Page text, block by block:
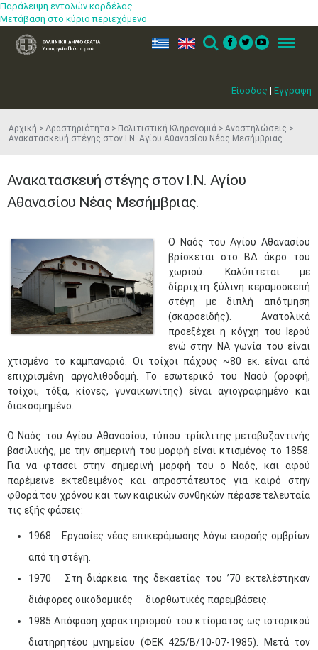
Παράλειψη εντολών κορδέλας
Μετάβαση στο κύριο περιεχόμενο
Είσοδος | Εγγραφή
ελ en Search Menu
Αρχική Δραστηριότητα Πολιτιστική Κληρονομιά
Αναστηλώσεις
Ανακατασκευή στέγης στον Ι.Ν. Αγίου Αθανασίου Νέας Μεσήμβριας.
Ανακατασκευή στέγης στον Ι.Ν. Αγίου
Αθανασίου Νέας Μεσήμβριας.
Ο Ναός του Αγίου Αθανασίου
βρίσκεται στο ΒΔ άκρο του
χωριού. Καλύπτεται με
δίρριχτη ξύλινη κεραμοσκεπή
στέγη με διπλή απότμηση
(σκαροειδής). Ανατολικά
προεξέχει η κόγχη του Ιερού
ενώ στην ΝΑ γωνία του είναι
χτισμένο το καμπαναριό. Οι τοίχοι πάχους ~80 εκ. είναι από
επιχρισμένη αργολιθοδομή. Το εσωτερικό του Ναού (οροφή,
τοίχοι, τόξα, κίονες, γυναικωνίτης) είναι αγιογραφημένο και
διακοσμημένο.
Ο Ναός του Αγίου Αθανασίου, τύπου τρίκλιτης μεταβυζαντινής
βασιλικής, με την σημερινή του μορφή είναι κτισμένος το 1858.
Για να φτάσει στην σημερινή μορφή του ο Ναός, και αφού
παρέμεινε εκτεθειμένος και απροστάτευτος για καιρό στην
φθορά του χρόνου και των καιρικών συνθηκών πέρασε τελευταία
τις εξής φάσεις:
1968 Εργασίες νέας επικεράμωσης λόγω εισροής ομβρίων
από τη στέγη.
1970 Στη διάρκεια της δεκαετίας του ’70 εκτελέστηκαν
διάφορες οικοδομικές διορθωτικές παρεμβάσεις.
1985 Απόφαση χαρακτηρισμού του κτίσματος ως ιστορικού
διατηρητέου μνημείου (ΦΕΚ 425/Β/10-07-1985). Μετά τον